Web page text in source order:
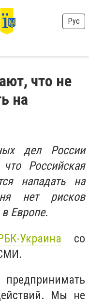
Рус
что не
на
дел России
Российская
нападать на
нет рисков
Европе.
Украина со
Мы не